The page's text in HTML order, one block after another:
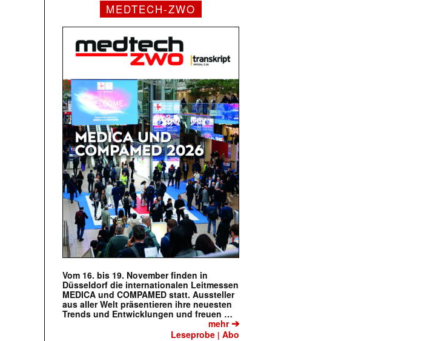
MEDTECH-ZWO
Vom 16. bis 19. November finden in
Düsseldorf die internationalen Leitmessen
MEDICA und COMPAMED statt. Aussteller
aus aller Welt präsentieren ihre neuesten
Trends und Entwicklungen und freuen …
mehr➔
Leseprobe |Abo